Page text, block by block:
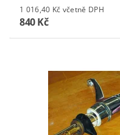
1 016,40 Kč včetně DPH
840 Kč